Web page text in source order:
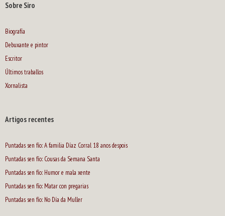
Sobre Siro
Biografía
Debuxante e pintor
Escritor
Últimos traballos
Xornalista
Artigos recentes
Puntadas sen fío: A familia Díaz Corral 18 anos despois
Puntadas sen fío: Cousas da Semana Santa
Puntadas sen fío: Humor e mala xente
Puntadas sen fío: Matar con pregarias
Puntadas sen fío: No Día da Muller